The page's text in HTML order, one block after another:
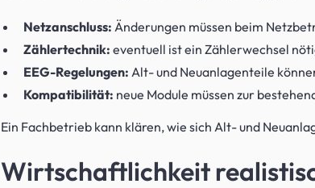
Netzanschluss: Änderungen müssen beim
Zählertechnik: eventuell ist ein Zählerwechsel
EEG-Regelungen: Alt- und Neuanlagenteile
Kompatibilität: neue Module müssen zur
Ein Fachbetrieb kann klären, wie sich Alt- und
Wirtschaftlichkeit